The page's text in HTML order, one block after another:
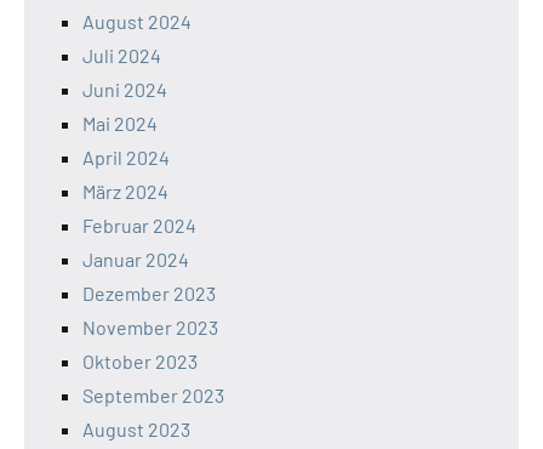
August 2024
Juli 2024
Juni 2024
Mai 2024
April 2024
März 2024
Februar 2024
Januar 2024
Dezember 2023
November 2023
Oktober 2023
September 2023
August 2023